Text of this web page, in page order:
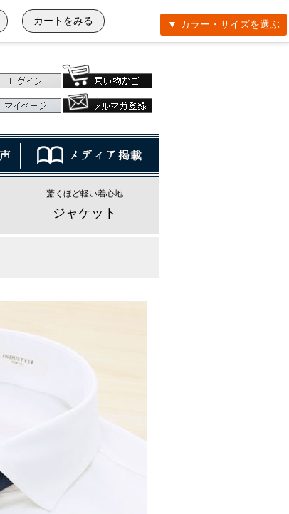
驚くほど軽い着心地
ジャケット
カートをみる ▼ カラー・サイズを選ぶ